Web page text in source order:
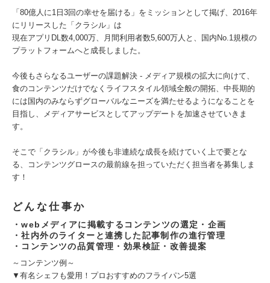
「80億人に1日3回の幸せを届ける」をミッションとして掲げ、2016年
にリリースした「クラシル」は
現在アプリDL数4,000万、月間利用者数5,600万人と、国内No.1規模の
プラットフォームへと成長しました。
今後もさらなるユーザーの課題解決 - メディア規模の拡大に向けて、
食のコンテンツだけでなくライフスタイル領域全般の開拓、中長期的
には国内のみならずグローバルなニーズを満たせるようになることを
目指し、メディアサービスとしてアップデートを加速させていきま
す。
そこで「クラシル」が今後も非連続な成長を続けていく上で要とな
る、コンテンツグロースの最前線を担っていただく担当者を募集しま
す！
どんな仕事か
・webメディアに掲載するコンテンツの選定・企画
・社内外のライターと連携した記事制作の進行管理
・コンテンツの品質管理・効果検証・改善提案
～コンテンツ例～
▼有名シェフも愛用！プロおすすめのフライパン5選